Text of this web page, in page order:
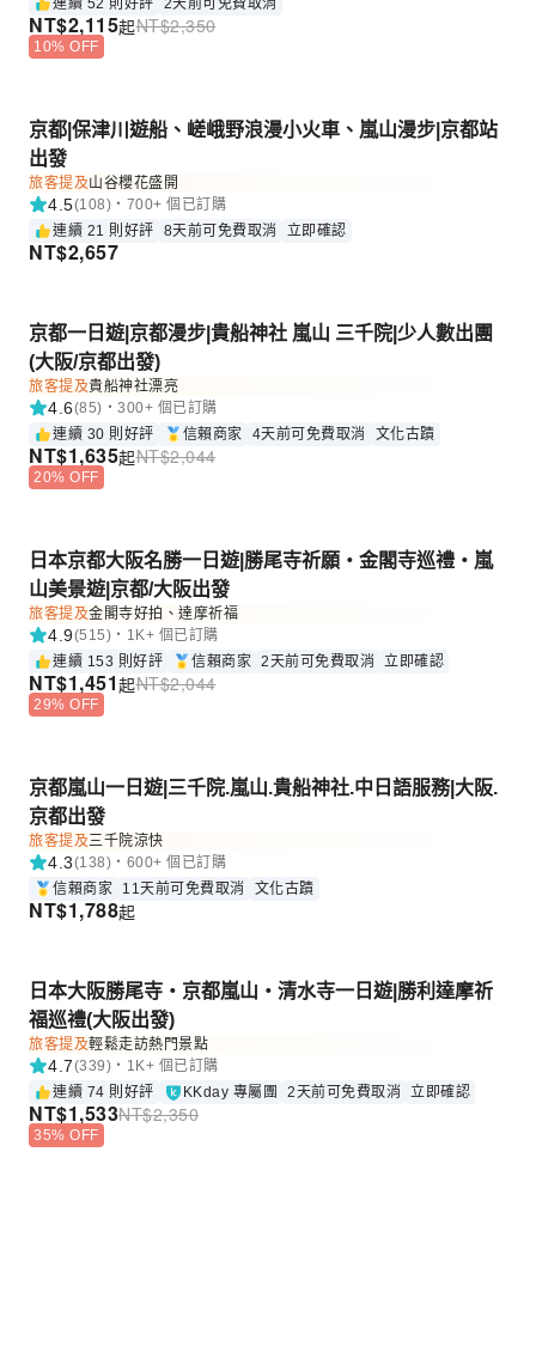
NT$2,115起NT$2,350
10% OFF
京都|保津川遊船、嵯峨野浪漫小火車、嵐山漫步|京都站
出發
旅客提及山谷櫻花盛開
4.5(108)・700+ 個已訂購
連續 21 則好評
8天前可免費取消 立即確認
NT$2,657
京都一日遊|京都漫步|貴船神社 嵐山 三千院|少人數出團
(大阪/京都出發)
旅客提及貴船神社漂亮
4.6(85)・300+ 個已訂購
連續 30 則好評
信賴商家 4天前可免費取消 文化古蹟
NT$1,635起NT$2,044
20% OFF
日本京都大阪名勝一日遊|勝尾寺祈願・金閣寺巡禮・嵐
山美景遊|京都/大阪出發
旅客提及金閣寺好拍、達摩祈福
4.9(515)・1K+ 個已訂購
連續 153 則好評
信賴商家 2天前可免費取消 立即確認
NT$1,451起NT$2,044
29% OFF
京都嵐山一日遊|三千院.嵐山.貴船神社.中日語服務|大阪.
京都出發
旅客提及三千院涼快
4.3(138)・600+ 個已訂購
信賴商家
11天前可免費取消 文化古蹟
NT$1,788起
日本大阪勝尾寺・京都嵐山・清水寺一日遊|勝利達摩祈
福巡禮(大阪出發)
旅客提及輕鬆走訪熱門景點
4.7(339)・1K+ 個已訂購
連續 74 則好評
KKday 專屬團 2天前可免費取消 立即確認
NT$1,533NT$2,350
35% OFF